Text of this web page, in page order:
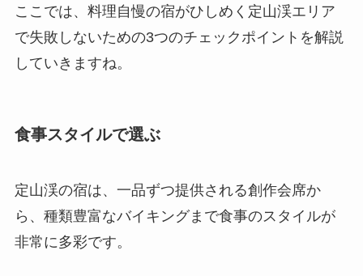
ここでは、料理自慢の宿がひしめく定山渓エリア
で失敗しないための3つのチェックポイントを解説
していきますね。
食事スタイルで選ぶ
定山渓の宿は、一品ずつ提供される創作会席か
ら、種類豊富なバイキングまで食事のスタイルが
非常に多彩です。